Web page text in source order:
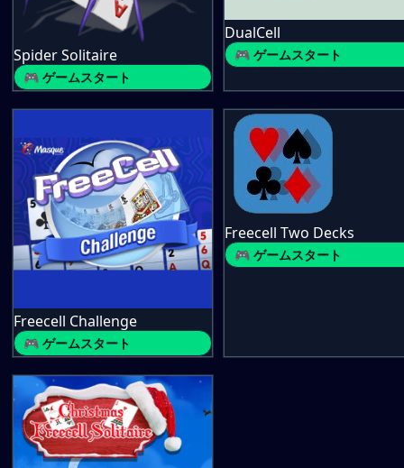
Spider Solitaire
🎮 ゲームスタート
DualCell
🎮 ゲームスタート
Freecell Challenge
🎮 ゲームスタート
Freecell Two Decks
🎮 ゲームスタート